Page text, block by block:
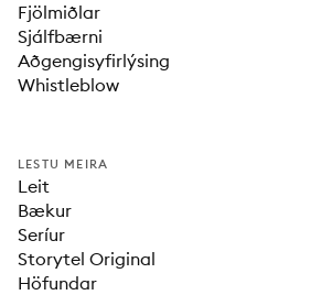
Fjölmiðlar
Sjálfbærni
Aðgengisyfirlýsing
Whistleblow
LESTU MEIRA
Leit
Bækur
Seríur
Storytel Original
Höfundar